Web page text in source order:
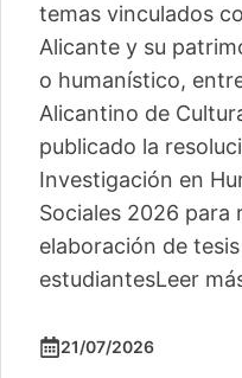
temas vinculados
Alicante y su
o humanístico,
Alicantino de
publicado la
Investigación en
Sociales 2026 para
elaboración de
estudiantesLeer
21/07/2026